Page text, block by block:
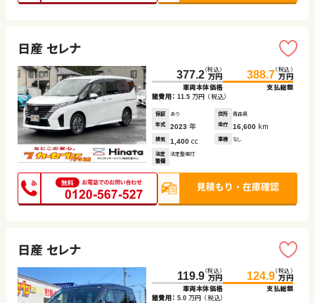
日産 セレナ
377.2（税込）
万円
車両本体価格
388.7（税込）
万円
支払総額
諸費用： 11.5 万円 （税込）
保証 あり 住所
青森県
年式
2023 年 走行 16,600 km
排気 1,400 cc 車検 なし
法定
整備
法定整備付
日産 セレナ
119.9（税込）
万円
車両本体価格
124.9（税込）
万円
支払総額
諸費用： 5.0 万円 （税込）